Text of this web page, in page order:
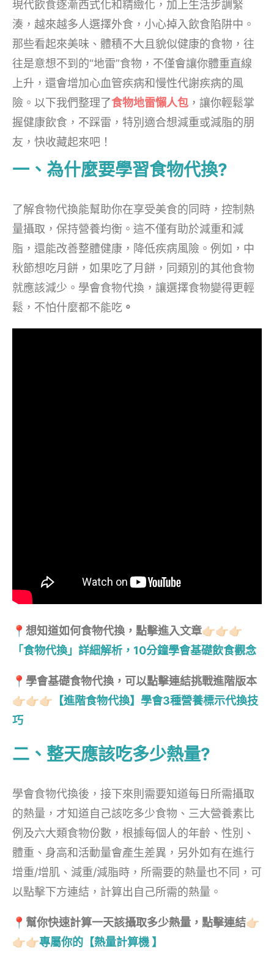
現代飲食逐漸西式化和精緻化，加上生活步調緊
湊，越來越多人選擇外食，小心掉入飲食陷阱中。
那些看起來美味、體積不大且貌似健康的食物，往
往是意想不到的“地雷”食物，不僅會讓你體重直線
上升，還會增加心血管疾病和慢性代謝疾病的風
險。以下我們整理了食物地雷懶人包 ，讓你輕鬆掌
握健康飲食，不踩雷，特別適合想減重或減脂的朋
友，快收藏起來吧！
一、為什麼要學習食物代換?
了解食物代換能幫助你在享受美食的同時，控制熱
量攝取，保持營養均衡。這不僅有助於減重和減
脂，還能改善整體健康，降低疾病風險。例如，中
秋節想吃月餅，如果吃了月餅，同類別的其他食物
就應該減少。學會食物代換，讓選擇食物變得更輕
鬆，不怕什麼都不能吃 。
📍 想知道如何食物代換，點擊進入文章👉🏻👉🏻👉🏻
「食物代換」詳細解析，10分鐘學會基礎飲食觀念
📍學會基礎食物代換，可以點擊連結挑戰進階版本
👉🏻👉🏻👉🏻 【進階食物代換】學會3種營養標示代換技
巧
二、整天應該吃多少熱量?
學會食物代換後，接下來則需要知道每日所需攝取
的熱量，才知道自己該吃多少食物、三大營養素比
例及六大類食物份數，根據每個人的年齡、性別、
體重、身高和活動量會產生差異，另外如有在進行
增重/增肌、減重/減脂時，所需要的熱量也不同，可
以點擊下方連結，計算出自己所需的熱量。
📍幫你快速計算一天該攝取多少熱量，點擊連結👉🏻
👉🏻👉🏻專屬你的【熱量計算機 】